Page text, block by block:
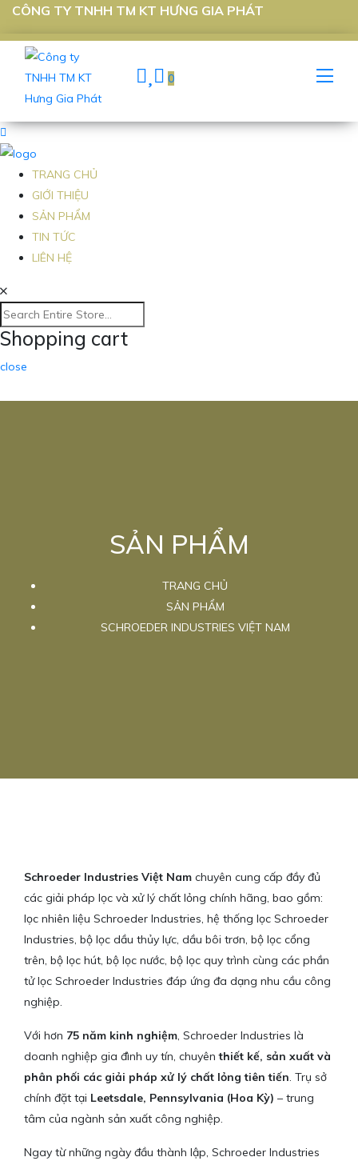
CÔNG TY TNHH TM KT HƯNG GIA PHÁT
0
TRANG CHỦ
GIỚI THIỆU
SẢN PHẨM
TIN TỨC
LIÊN HỆ
Shopping cart
close
SẢN PHẨM
TRANG CHỦ
SẢN PHẨM
SCHROEDER INDUSTRIES VIỆT NAM
Schroeder Industries Việt Nam chuyên cung cấp đầy đủ
các giải pháp lọc và xử lý chất lỏng chính hãng, bao gồm:
lọc nhiên liệu Schroeder Industries, hệ thống lọc Schroeder
Industries, bộ lọc dầu thủy lực, dầu bôi trơn, bộ lọc cổng
trên, bộ lọc hút, bộ lọc nước, bộ lọc quy trình cùng các phần
tử lọc Schroeder Industries đáp ứng đa dạng nhu cầu công
nghiệp.
Với hơn 75 năm kinh nghiệm, Schroeder Industries là
doanh nghiệp gia đình uy tín, chuyênthiết kế, sản xuất và
phân phối các giải pháp xử lý chất lỏng tiên tiến. Trụ sở
chính đặt tại Leetsdale, Pennsylvania (Hoa Kỳ) – trung
tâm của ngành sản xuất công nghiệp.
Ngay từ những ngày đầu thành lập, Schroeder Industries